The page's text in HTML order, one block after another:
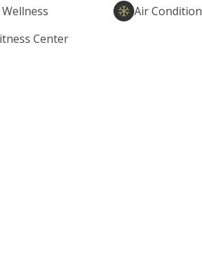
Air Condition
Center